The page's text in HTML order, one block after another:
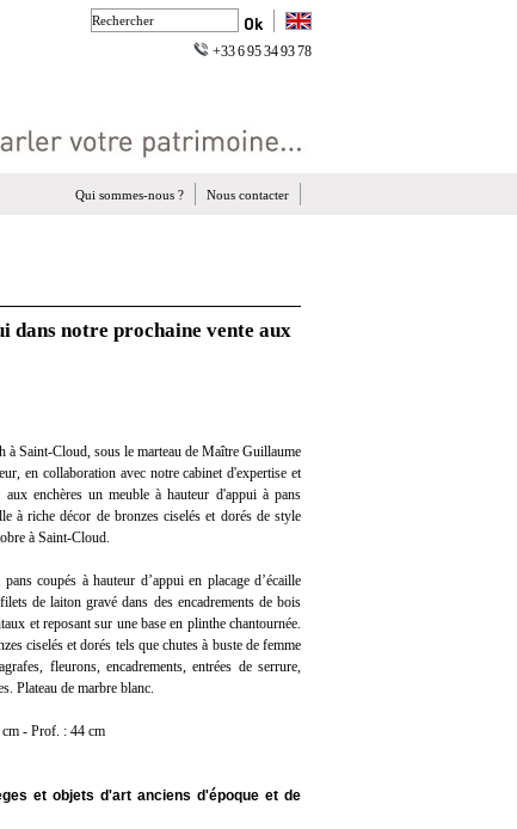
+33 6 95 34 93 78
Nous contacter
Qui sommes-nous ?
dans notre prochaine vente aux
à Saint-Cloud, sous le marteau de Maître Guillaume
en collaboration avec notre cabinet d'expertise et
aux enchères un meuble à hauteur d'appui à pans
à riche décor de bronzes ciselés et dorés de style
à Saint-Cloud.
coupés à hauteur d’appui en placage d’écaille
de laiton gravé dans des encadrements de bois
et reposant sur une base en plinthe chantournée.
ciselés et dorés tels que chutes à buste de femme
fleurons, encadrements, entrées de serrure,
Plateau de marbre blanc.
- Prof. : 44 cm
et objets d'art anciens d'époque et de